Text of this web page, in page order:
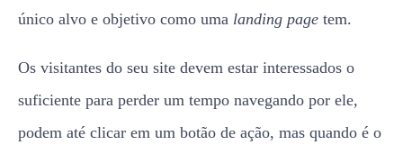
único alvo e objetivo como uma landing page tem.
Os visitantes do seu site devem estar interessados o
suficiente para perder um tempo navegando por ele,
podem até clicar em um botão de ação, mas quando é o